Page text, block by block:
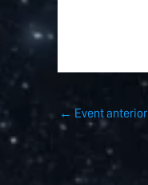
← Event anterior